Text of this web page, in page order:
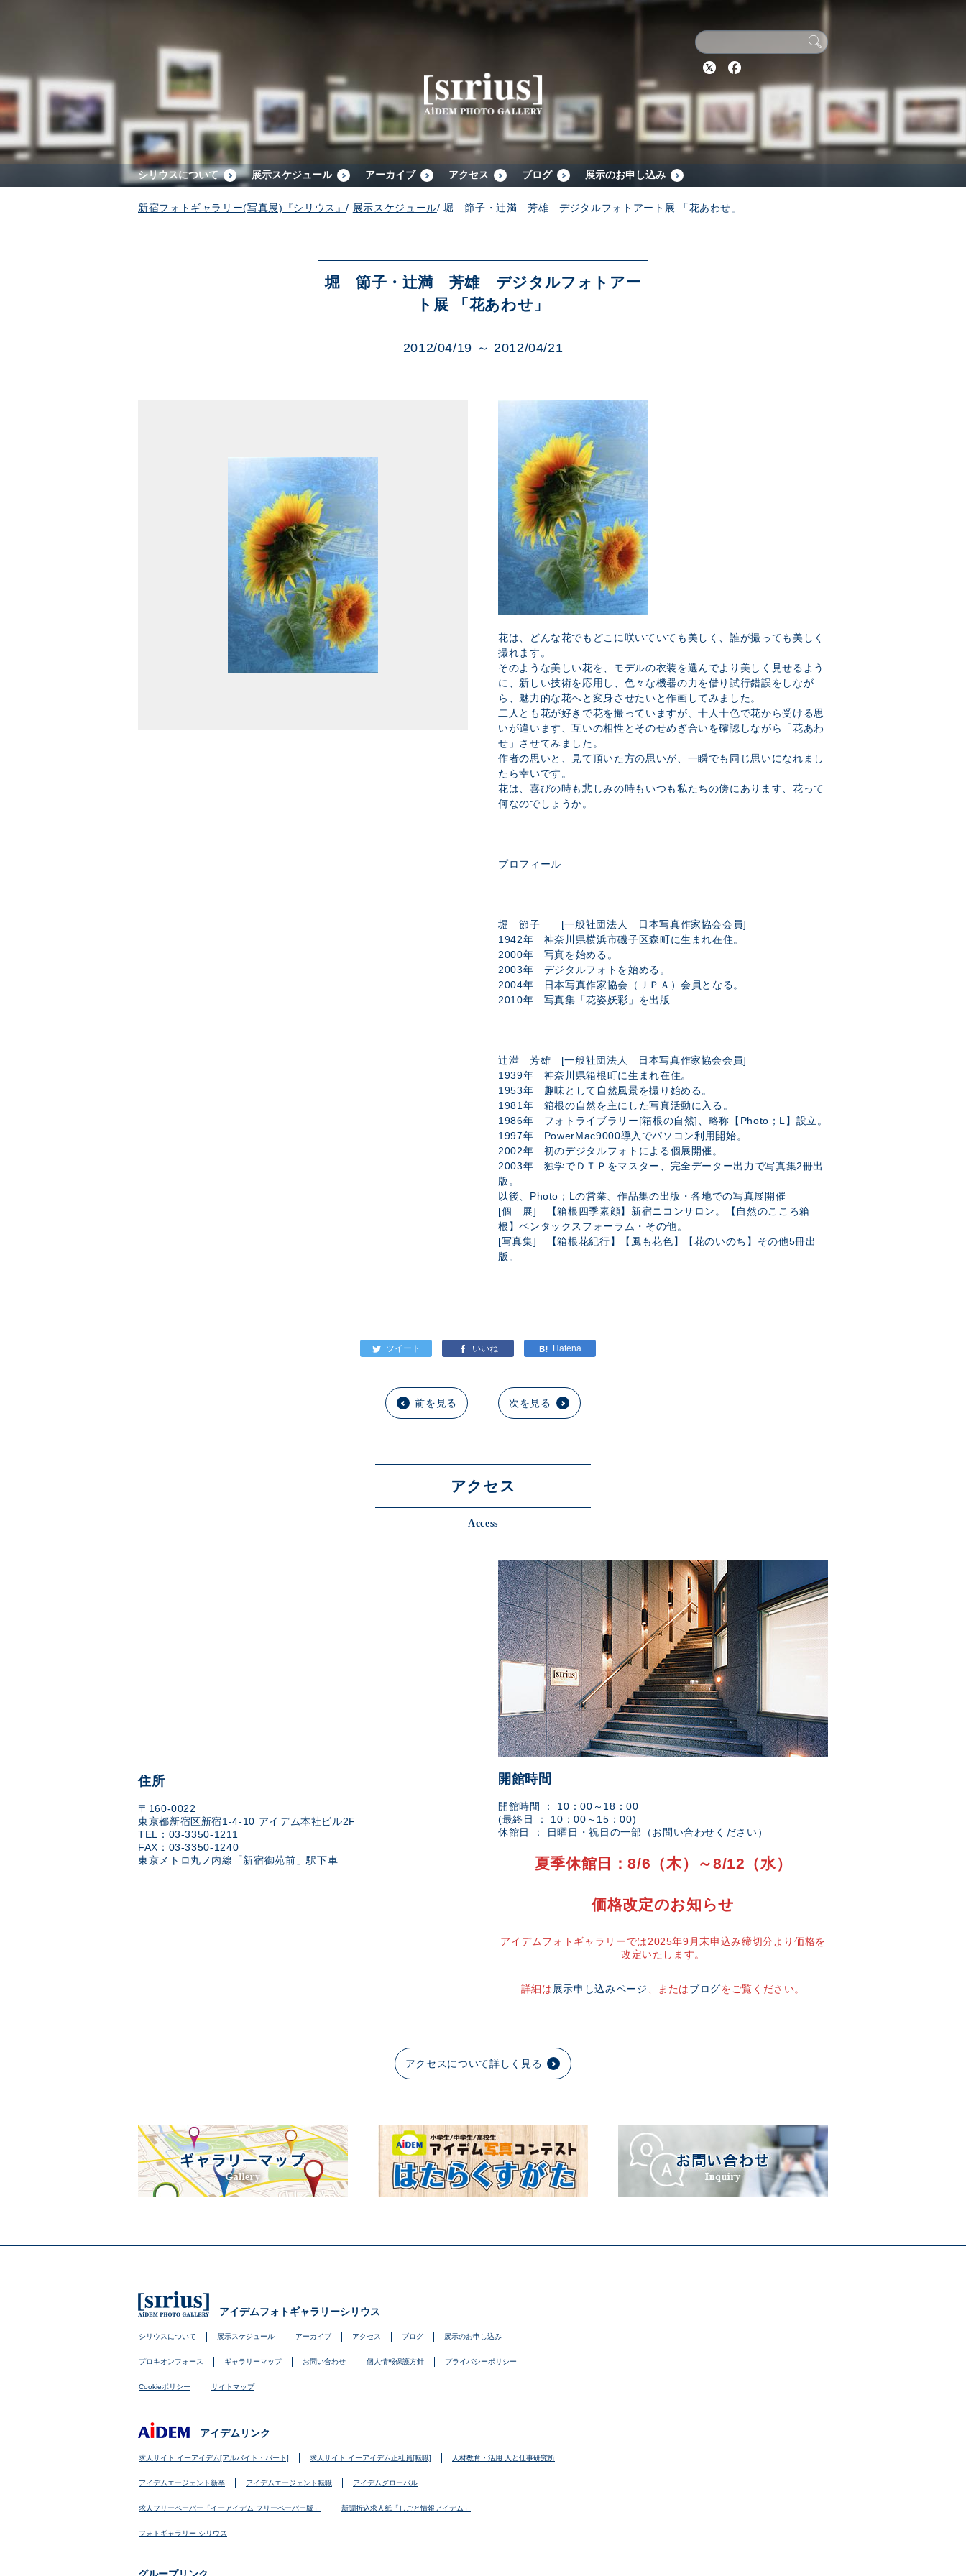
Twitter
シリウスについて 展示スケジュール アーカイブ アクセス ブログ 展示のお申し込み
新宿フォトギャラリー(写真展)『シリウス』/ 展示スケジュール/堀 節子・辻満 芳雄 デジタルフォトアート展 「花あわせ」
堀 節子・辻満 芳雄 デジタルフォトアー
ト展 「花あわせ」
2012/04/19 ～ 2012/04/21
花は、どんな花でもどこに咲いていても美しく、誰が撮っても美しく
撮れます。
そのような美しい花を、モデルの衣装を選んでより美しく見せるよう
に、新しい技術を応用し、色々な機器の力を借り試行錯誤をしなが
ら、魅力的な花へと変身させたいと作画してみました。
二人とも花が好きで花を撮っていますが、十人十色で花から受ける思
いが違います、互いの相性とそのせめぎ合いを確認しながら「花あわ
せ」させてみました。
作者の思いと、見て頂いた方の思いが、一瞬でも同じ思いになれまし
たら幸いです。
花は、喜びの時も悲しみの時もいつも私たちの傍にあります、花って
何なのでしょうか。
プロフィール
堀 節子 [一般社団法人 日本写真作家協会会員]
1942年 神奈川県横浜市磯子区森町に生まれ在住。
2000年 写真を始める。
2003年 デジタルフォトを始める。
2004年 日本写真作家協会（ＪＰＡ）会員となる。
2010年 写真集「花姿妖彩」を出版
辻満 芳雄 [一般社団法人 日本写真作家協会会員]
1939年 神奈川県箱根町に生まれ在住。
1953年 趣味として自然風景を撮り始める。
1981年 箱根の自然を主にした写真活動に入る。
1986年 フォトライブラリー[箱根の自然]、略称【Photo；L】設立。
1997年 PowerMac9000導入でパソコン利用開始。
2002年 初のデジタルフォトによる個展開催。
2003年 独学でＤＴＰをマスター、完全データー出力で写真集2冊出
版。
以後、Photo；Lの営業、作品集の出版・各地での写真展開催
[個 展] 【箱根四季素顔】新宿ニコンサロン。【自然のこころ箱
根】ペンタックスフォーラム・その他。
[写真集] 【箱根花紀行】【風も花色】【花のいのち】その他5冊出
版。
前を見る 次を見る
アクセス
Access
住所
〒160-0022
東京都新宿区新宿1-4-10 アイデム本社ビル2F
TEL：03-3350-1211
FAX：03-3350-1240
東京メトロ丸ノ内線「新宿御苑前」駅下車
開館時間
開館時間 ： 10：00～18：00
(最終日 ： 10：00～15：00)
休館日 ： 日曜日・祝日の一部（お問い合わせください）
夏季休館日：8/6（木）～8/12（水）
価格改定のお知らせ
アイデムフォトギャラリーでは2025年9月末申込み締切分より価格を
改定いたします。
詳細は 展示申し込みページ 、またはブログをご覧ください。
アクセスについて詳しく見る
アイデムフォトギャラリーシリウス
シリウスについて 展示スケジュール アーカイブ アクセス ブログ 展示のお申し込み
プロキオンフォース ギャラリーマップ お問い合わせ 個人情報保護方針 プライバシーポリシー
Cookieポリシー サイトマップ
アイデムリンク
求人サイト イーアイデム[アルバイト・パート] 求人サイト イーアイデム正社員[転職] 人材教育・活用 人と仕事研究所
アイデムエージェント新卒 アイデムエージェント転職 アイデムグローバル
求人フリーペーパー「イーアイデム フリーペーパー版」 新聞折込求人紙「しごと情報アイデム」
フォトギャラリー シリウス
展示スケジュール
アーカイブ
ブログ
展示のお申し込み